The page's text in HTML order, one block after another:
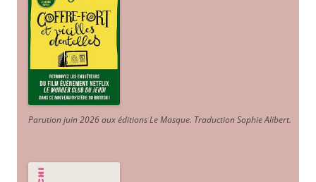
Parution juin 2026 aux éditions Le Masque. Traduction Sophie Alibert.